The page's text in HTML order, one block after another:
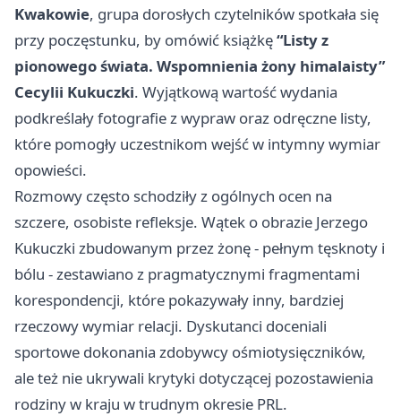
Kwakowie, grupa dorosłych czytelników spotkała się
przy poczęstunku, by omówić książkę“Listy z
pionowego świata. Wspomnienia żony himalaisty”
Cecylii Kukuczki. Wyjątkową wartość wydania
podkreślały fotografie z wypraw oraz odręczne listy,
które pomogły uczestnikom wejść w intymny wymiar
opowieści.
Rozmowy często schodziły z ogólnych ocen na
szczere, osobiste refleksje. Wątek o obrazie Jerzego
Kukuczki zbudowanym przez żonę - pełnym tęsknoty i
bólu - zestawiano z pragmatycznymi fragmentami
korespondencji, które pokazywały inny, bardziej
rzeczowy wymiar relacji. Dyskutanci doceniali
sportowe dokonania zdobywcy ośmiotysięczników,
ale też nie ukrywali krytyki dotyczącej pozostawienia
rodziny w kraju w trudnym okresie PRL.